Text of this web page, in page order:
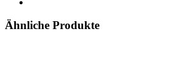
Ähnliche Produkte